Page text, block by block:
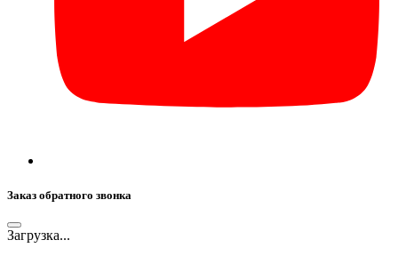
Заказ обратного звонка
Загрузка...